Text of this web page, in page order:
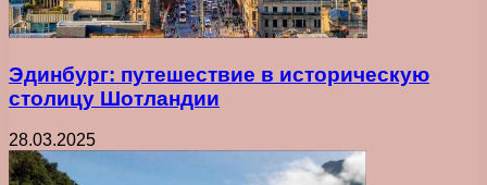
Эдинбург: путешествие в историческую
столицу Шотландии
28.03.2025